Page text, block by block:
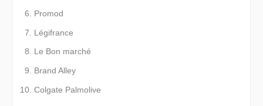
Promod
Légifrance
Le Bon marché
Brand Alley
Colgate Palmolive